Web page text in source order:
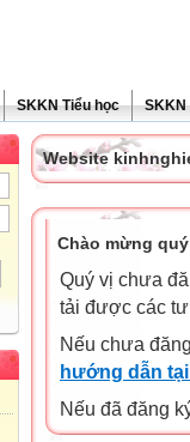
SKKN Tiểu học SKKN
Website
Chào mừng
Quý vị chưa
tải được các
Nếu chưa
hướng dẫn
Nếu đã đăng